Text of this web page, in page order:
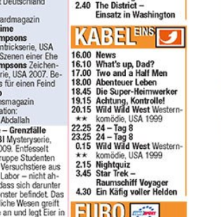
41
47
53
59
Англия
Аугсбург-сити
Будь здоров
info Вечерняя газета